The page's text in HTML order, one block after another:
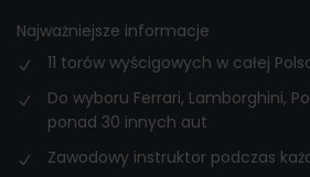
Najważniejsze informacje
11 torów wyścigowych w całej
Do wyboru Ferrari, Lamborghini,
ponad 30 innych aut
Zawodowy instruktor podczas